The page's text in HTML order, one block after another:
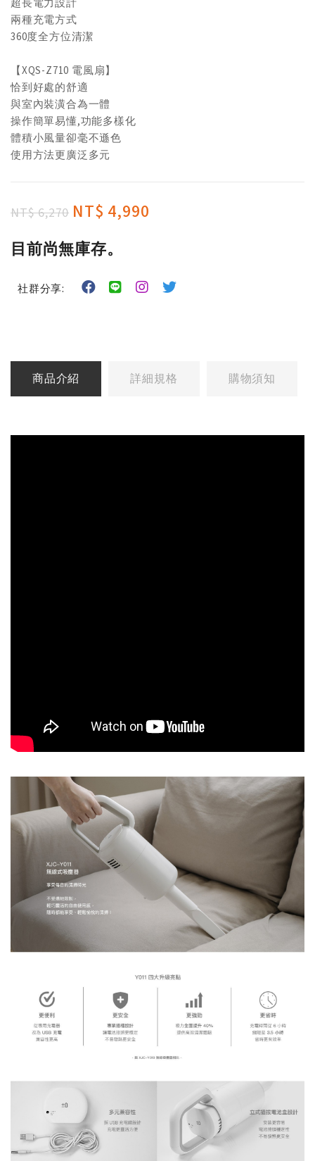
超長電力設計
兩種充電方式
360度全方位清潔
【XQS-Z710 電風扇】
恰到好處的舒適
與室內裝潢合為一體
操作簡單易懂,功能多樣化
體積小風量卻毫不遜色
使用方法更廣泛多元
NT$ 6,270 NT$ 4,990
目前尚無庫存。
社群分享:
商品介紹 詳細規格 購物須知